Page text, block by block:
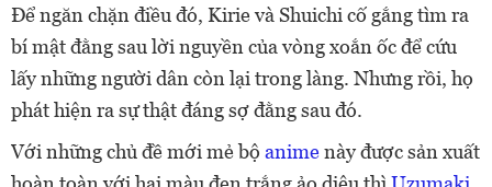
Để ngăn chặn điều đó, Kirie và Shuichi cố gắng tìm ra
bí mật đằng sau lời nguyền của vòng xoắn ốc để cứu
lấy những người dân còn lại trong làng. Nhưng rồi, họ
phát hiện ra sự thật đáng sợ đằng sau đó.
Với những chủ đề mới mẻ bộ animenày được sản xuất